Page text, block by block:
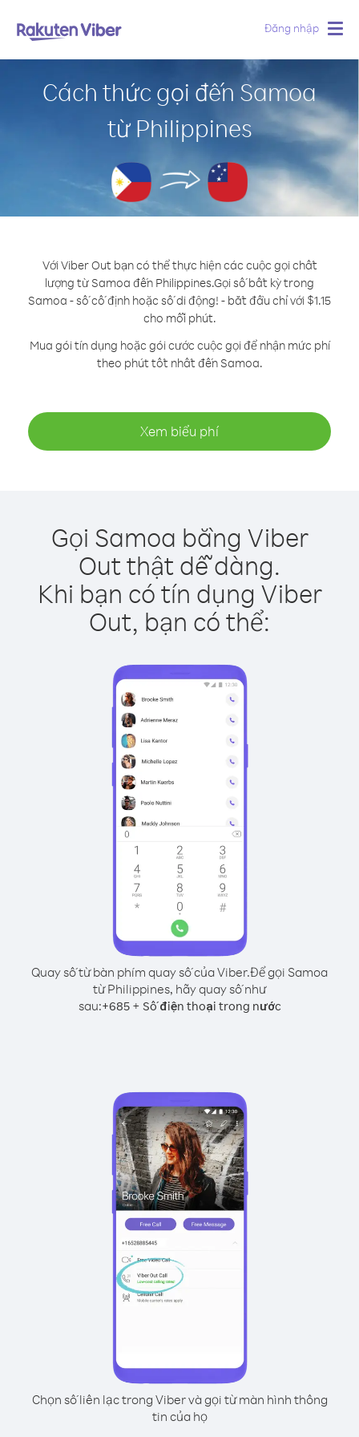
Đăng nhập
Cách thức gọi đến Samoa
từ Philippines
Với Viber Out bạn có thể thực hiện các cuộc gọi chất
lượng từ Samoa đến Philippines.Gọi số bất kỳ trong
Samoa - số cố định hoặc số di động! - bắt đầu chỉ với $1.15
cho mỗi phút.
Mua gói tín dụng hoặc gói cước cuộc gọi để nhận mức phí
theo phút tốt nhất đến Samoa.
Xem biểu phí
Gọi Samoa bằng Viber
Out thật dễ dàng.
Khi bạn có tín dụng Viber
Out, bạn có thể:
Quay số từ bàn phím quay số của Viber.Để gọi Samoa
từ Philippines, hãy quay số như
sau:+685+ Số điện thoại trong nước
Chọn số liên lạc trong Viber và gọi từ màn hình thông
tin của họ